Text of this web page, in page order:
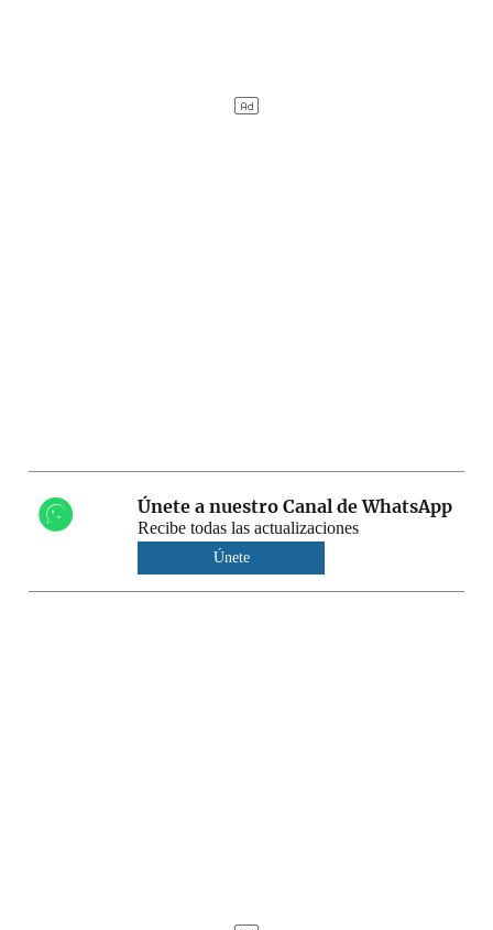
Únete a nuestro Canal de WhatsApp
Recibe todas las actualizaciones
Únete